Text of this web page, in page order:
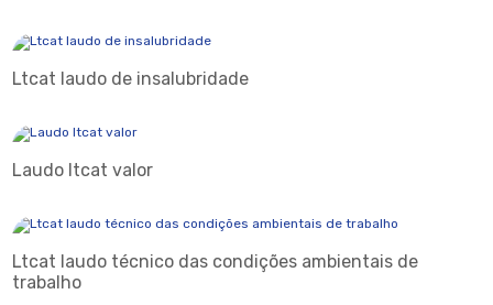
Ltcat laudo de insalubridade
Laudo ltcat valor
Ltcat laudo técnico das condições ambientais de
trabalho